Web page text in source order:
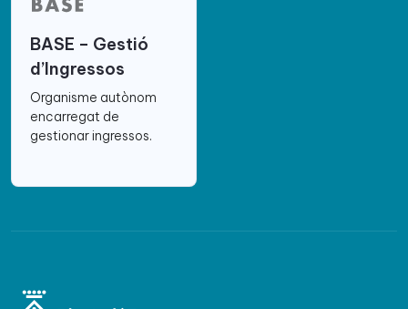
BASE – Gestió
d’Ingressos
Organisme autònom
encarregat de
gestionar ingressos.